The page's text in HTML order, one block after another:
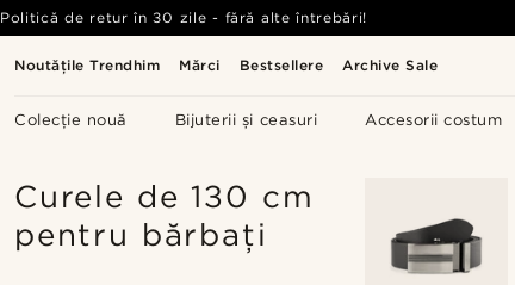
Noutățile Trendhim Mărci Bestsellere Archive Sale
Colecție nouă Bijuterii și ceasuri Accesorii costum
Politică de retur în 30 zile - fără alte întrebări!
Curele de 130 cm
pentru bărbați